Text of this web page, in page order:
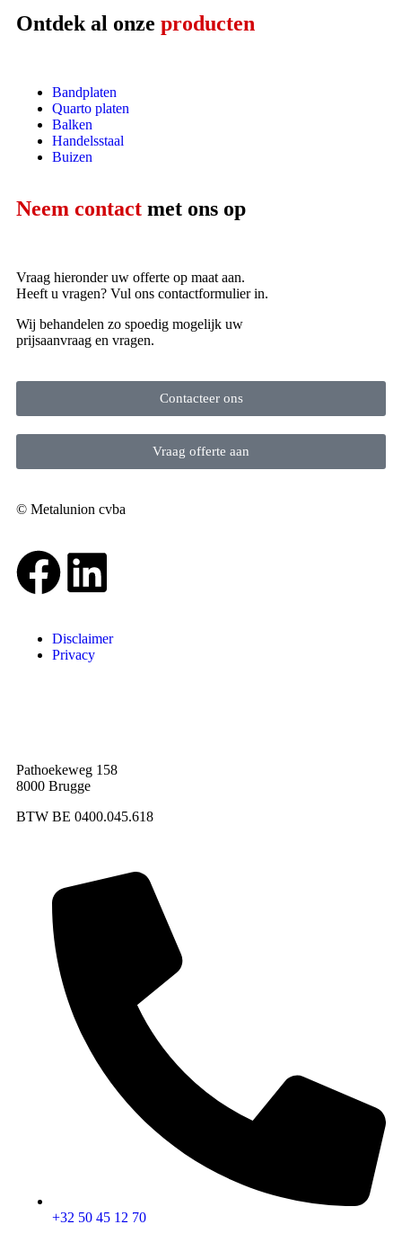
Ontdek al onze producten
Bandplaten
Quarto platen
Balken
Handelsstaal
Buizen
Neem contact met ons op
Vraag hieronder uw offerte op maat aan.
Heeft u vragen? Vul ons contactformulier in.
Wij behandelen zo spoedig mogelijk uw
prijsaanvraag en vragen.
Contacteer ons
Vraag offerte aan
© Metalunion cvba
Disclaimer
Privacy
Pathoekeweg 158
8000 Brugge
BTW BE 0400.045.618
+32 50 45 12 70